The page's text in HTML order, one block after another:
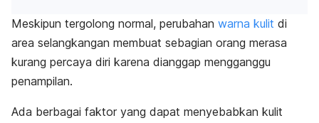
Meskipun tergolong normal, perubahan warna kulit di
area selangkangan membuat sebagian orang merasa
kurang percaya diri karena dianggap mengganggu
penampilan.
Ada berbagai faktor yang dapat menyebabkan kulit